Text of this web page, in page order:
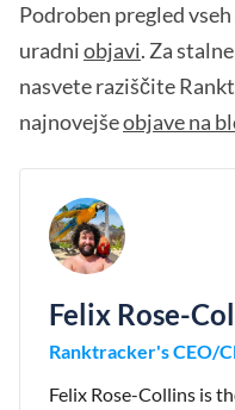
Podroben pregled
uradniobjavi. Za
nasvete raziščite
najnovejšeobjave na
Felix Rose-
Ranktracker's CEO/
Felix Rose-Collins is